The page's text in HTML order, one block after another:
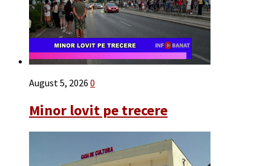
August 5, 2026 0
Minor lovit pe trecere